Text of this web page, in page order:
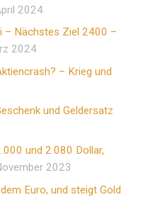
2024
– Nächstes Ziel 2400 –
2024
– Krieg und
und Geldersatz
und 2.080 Dollar,
2023
Euro, und steigt Gold